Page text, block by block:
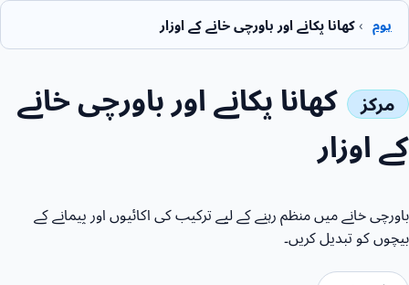
ہوم › کھانا پکانے اور باورچی خانے کے اوزار
کھانا پکانے اور باورچی خانے
کے اوزار
باورچی خانے میں منظم رہنے کے لیے ترکیب کی اکائیوں اور پیمانے کے
بیچوں کو تبدیل کریں۔